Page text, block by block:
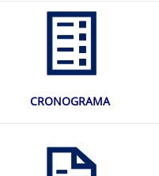
CRONOGRAMA